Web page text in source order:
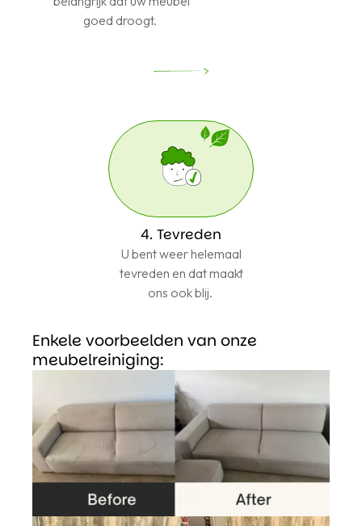
goed droogt.
4. Tevreden
U bent weer helemaal
tevreden en dat maakt
ons ook blij.
Enkele voorbeelden van onze
meubelreiniging: